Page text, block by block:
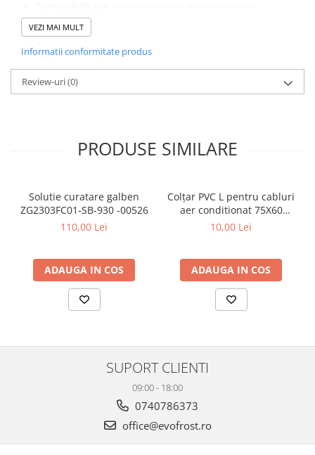
dimensiuni medii și mari
Stabilitate: structură robustă, cu distribuție uniformă a
greutății
VEZI MAI MULT
Informatii conformitate produs
Review-uri(0)
PRODUSE SIMILARE
Solutie curatare galben
ZG2303FC01-SB-930 -00526
110,00 Lei
ADAUGA IN COS
Colțar PVC L pentru cabluri
aer conditionat 75X60
Elmark - 03245
10,00 Lei
ADAUGA IN COS
SUPORT CLIENTI
09:00 - 18:00
0740786373
office@evofrost.ro